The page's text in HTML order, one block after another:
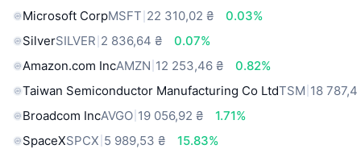
Microsoft CorpMSFT 22 310,02 ₴
0.03%
SilverSILVER 2 836,64 ₴
0.07%
Amazon.com IncAMZN 12 253,46 ₴
0.82%
Taiwan Semiconductor Manufacturing Co LtdTSM 18 787,4
Broadcom IncAVGO 19 056,92 ₴
1.71%
SpaceXSPCX 5 989,53 ₴
15.83%